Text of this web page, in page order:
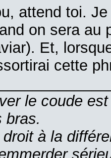
attend toi.
on sera au
Et,
cette
le coude
bras.
droit à la